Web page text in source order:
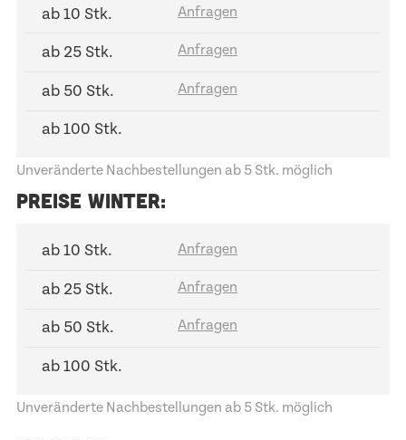
ab 10 Stk.
ab 25 Stk.
ab 50 Stk.
ab 100 Stk.
Unveränderte Nachbestellungen ab 5 Stk. möglich
PREISE WINTER:
ab 10 Stk.
ab 25 Stk.
ab 50 Stk.
ab 100 Stk.
Unveränderte Nachbestellungen ab 5 Stk. möglich